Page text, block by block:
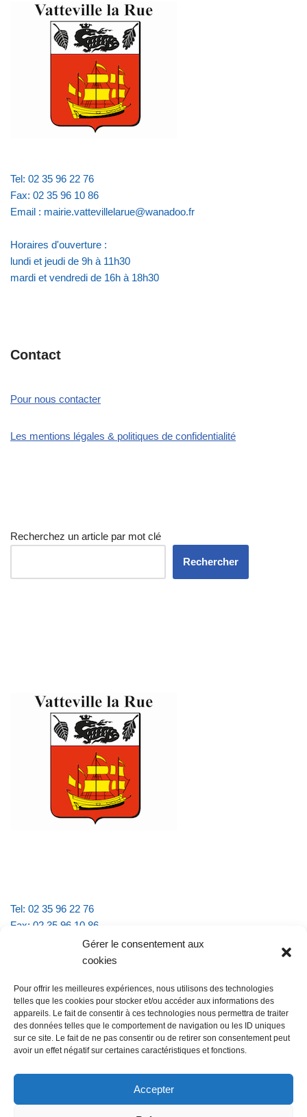
Gérer le consentement aux
cookies
Pour offrir les meilleures expériences, nous utilisons des technologies
telles que les cookies pour stocker et/ou accéder aux informations des
appareils. Le fait de consentir à ces technologies nous permettra de traiter
des données telles que le comportement de navigation ou les ID uniques
sur ce site. Le fait de ne pas consentir ou de retirer son consentement peut
avoir un effet négatif sur certaines caractéristiques et fonctions.
Accepter
Tel: 02 35 96 22 76
Fax: 02 35 96 10 86
Email : mairie.vattevillelarue@wanadoo.fr
Horaires d'ouverture :
lundi et jeudi de 9h à 11h30
mardi et vendredi de 16h à 18h30
Contact
Pour nous contacter
Les mentions légales & politiques de confidentialité
Recherchez un article par mot clé
Rechercher
Tel: 02 35 96 22 76
Fax: 02 35 96 10 86
Email : mairie.vattevillelarue@wanadoo.fr
lundi et jeudi de 9h à 11h30
mardi et vendredi de 16h à 18h30